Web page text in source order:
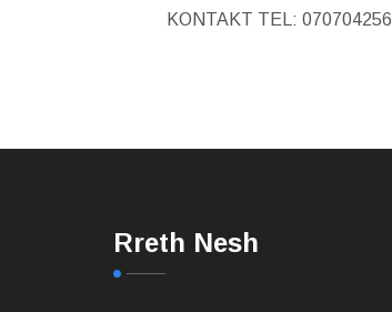
KONTAKT TEL: 070704256
Rreth Nesh